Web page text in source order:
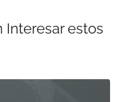
Interesar estos